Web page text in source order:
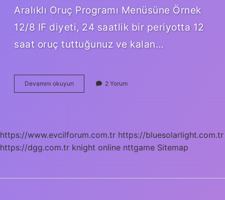
Aralıklı Oruç Programı Menüsüne Örnek
12/8 IF diyeti, 24 saatlik bir periyotta 12
saat oruç tuttuğunuz ve kalan…
Devamını okuyun
Oruç
2 Yorum
https://www.evcilforum.com.tr https://bluesolarlight.com.tr
https://dgg.com.tr knight online nttgame Sitemap